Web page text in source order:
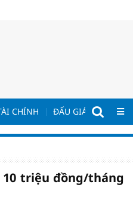
CHÍNH ĐẤU GIÁ - ĐẤU
triệu đồng/tháng